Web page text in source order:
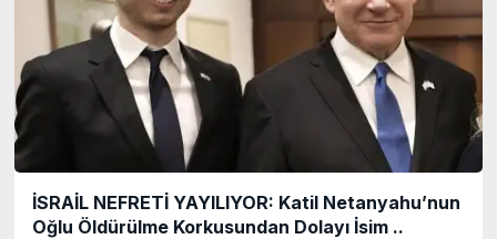
İSRAİL NEFRETİ YAYILIYOR: Katil Netanyahu’nun
Oğlu Öldürülme Korkusundan Dolayı İsim ..